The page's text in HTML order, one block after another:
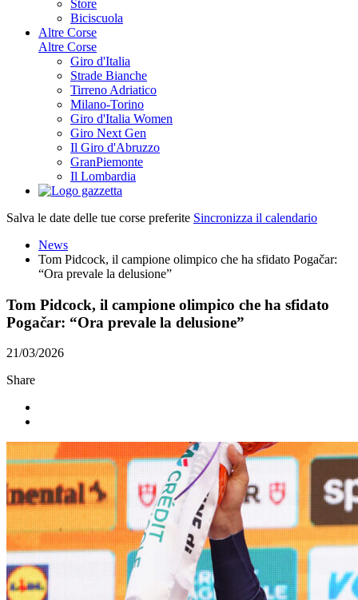
Store
Biciscuola
Altre Corse
Altre Corse
Giro d'Italia
Strade Bianche
Tirreno Adriatico
Milano-Torino
Giro d'Italia Women
Giro Next Gen
Il Giro d'Abruzzo
GranPiemonte
Il Lombardia
Salva le date delle tue corse preferite Sincronizza il calendario
News
Tom Pidcock, il campione olimpico che ha sfidato Pogačar:
“Ora prevale la delusione”
Tom Pidcock, il campione olimpico che ha sfidato
Pogačar: “Ora prevale la delusione”
21/03/2026
Share